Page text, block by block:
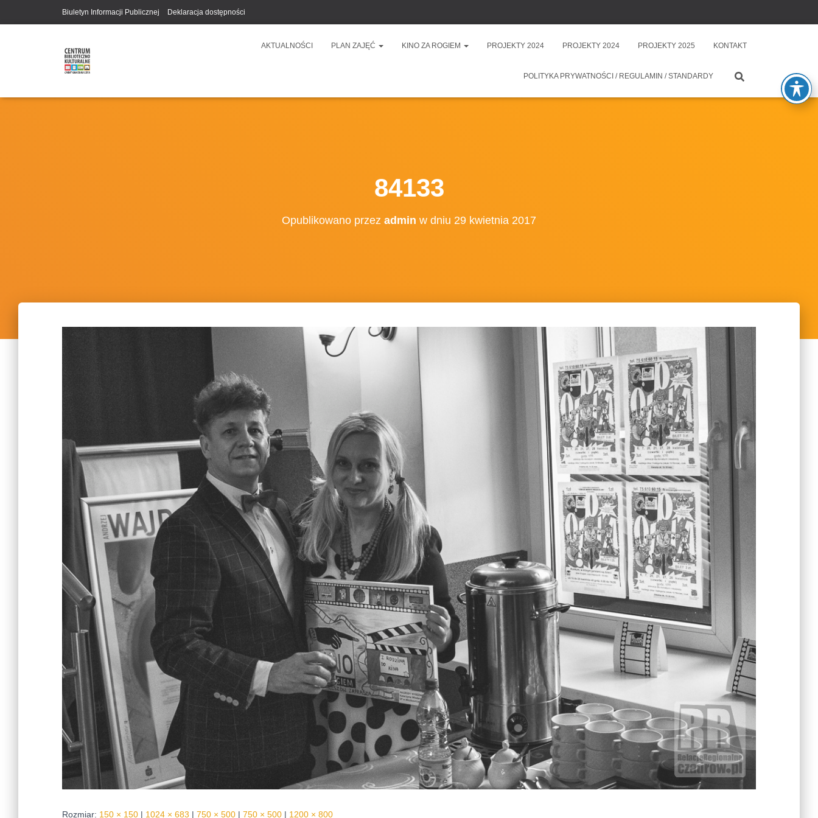
Biuletyn Informacji Publicznej Deklaracja dostępności
AKTUALNOŚCI PLAN ZAJĘĆ KINO ZA ROGIEM PROJEKTY 2024 PROJEKTY 2024 PROJEKTY 2025 KONTAKT
POLITYKA PRYWATNOŚCI / REGULAMIN / STANDARDY
84133
Opublikowano przez admin w dniu 29 kwietnia 2017
Rozmiar: 150 × 150 | 1024 × 683 | 750 × 500 | 750 × 500 | 1200 × 800